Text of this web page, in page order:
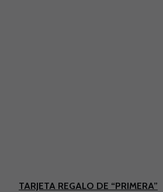
TARJETA REGALO DE “PRIMERA”